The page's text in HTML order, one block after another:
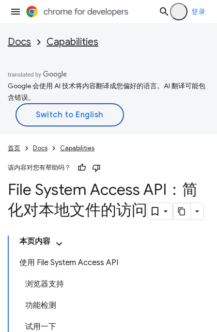
登录
Docs Capabilities
Google 会使用 AI 技术将内容翻译成您偏好的语言。AI 翻译可能包
含错误。
首页 Docs Capabilities
该内容对您有帮助吗？
File System Access API：简
化对本地文件的访问
本页内容
使用 File System Access API
浏览器支持
功能检测
试用一下